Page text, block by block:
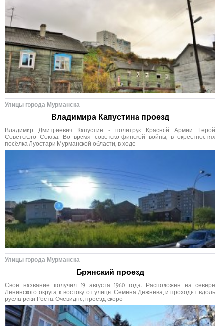
Улицы города Мурманска
Владимира Капустина проезд
Владимир Дмитриевич Капустин - политрук Красной Армии, Герой
Советского Союза. Во время советско-финской войны, в окрестностях
посёлка Луостари Мурманской области, в ходе
Улицы города Мурманска
Брянский проезд
Свое название получил 19 августа 1960 года. Расположен на севере
Ленинского округа, к востоку от улицы Семена Дежнева, и проходит вдоль
русла реки Роста. Очевидно, проезд скоро